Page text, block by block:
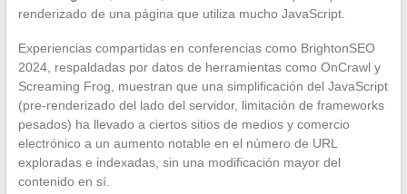
renderizado de una página que utiliza mucho JavaScript.
Experiencias compartidas en conferencias como BrightonSEO
2024, respaldadas por datos de herramientas como OnCrawl y
Screaming Frog, muestran que una simplificación del JavaScript
(pre-renderizado del lado del servidor, limitación de frameworks
pesados) ha llevado a ciertos sitios de medios y comercio
electrónico a un aumento notable en el número de URL
exploradas e indexadas, sin una modificación mayor del
contenido en sí.